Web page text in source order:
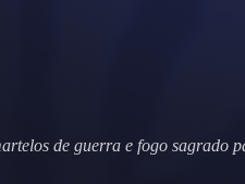
de guerra e fogo sagrado